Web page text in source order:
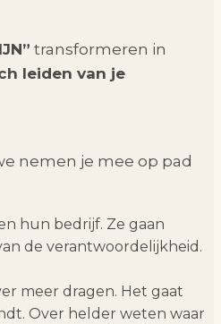
transformeren in
leiden van je
nemen je mee op pad
hun bedrijf. Ze gaan
de verantwoordelijkheid.
meer dragen. Het gaat
Over helder weten waar